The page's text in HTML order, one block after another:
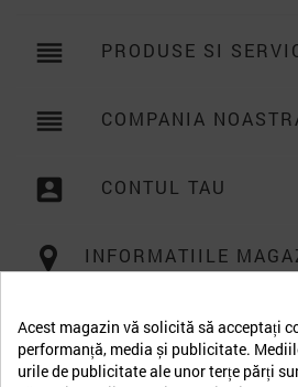
reorder PRODUSE SI
reorder COMPANIA
account_box CONTUL TAU
INFORMATIILE
Acest magazin vă solicită să acceptați
performanță, media și publicitate.
urile de publicitate ale unor terțe părți